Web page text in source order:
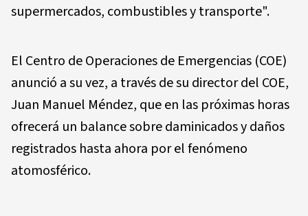
supermercados, combustibles y transporte".
El Centro de Operaciones de Emergencias (COE)
anunció a su vez, a través de su director del COE,
Juan Manuel Méndez, que en las próximas horas
ofrecerá un balance sobre daminicados y daños
registrados hasta ahora por el fenómeno
atomosférico.